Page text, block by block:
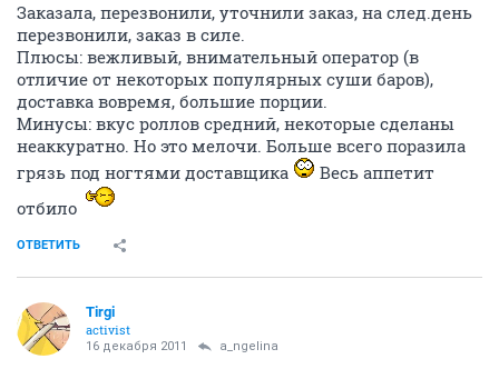
Заказала, перезвонили, уточнили заказ, на след.день
перезвонили, заказ в силе.
Плюсы: вежливый, внимательный оператор (в
отличие от некоторых популярных суши баров),
доставка вовремя, большие порции.
Минусы: вкус роллов средний, некоторые сделаны
неаккуратно. Но это мелочи. Больше всего поразила
грязь под ногтями доставщика
Весь аппетит
отбило
ОТВЕТИТЬ
Tirgi
activist
16 декабря 2011 a_ngelina